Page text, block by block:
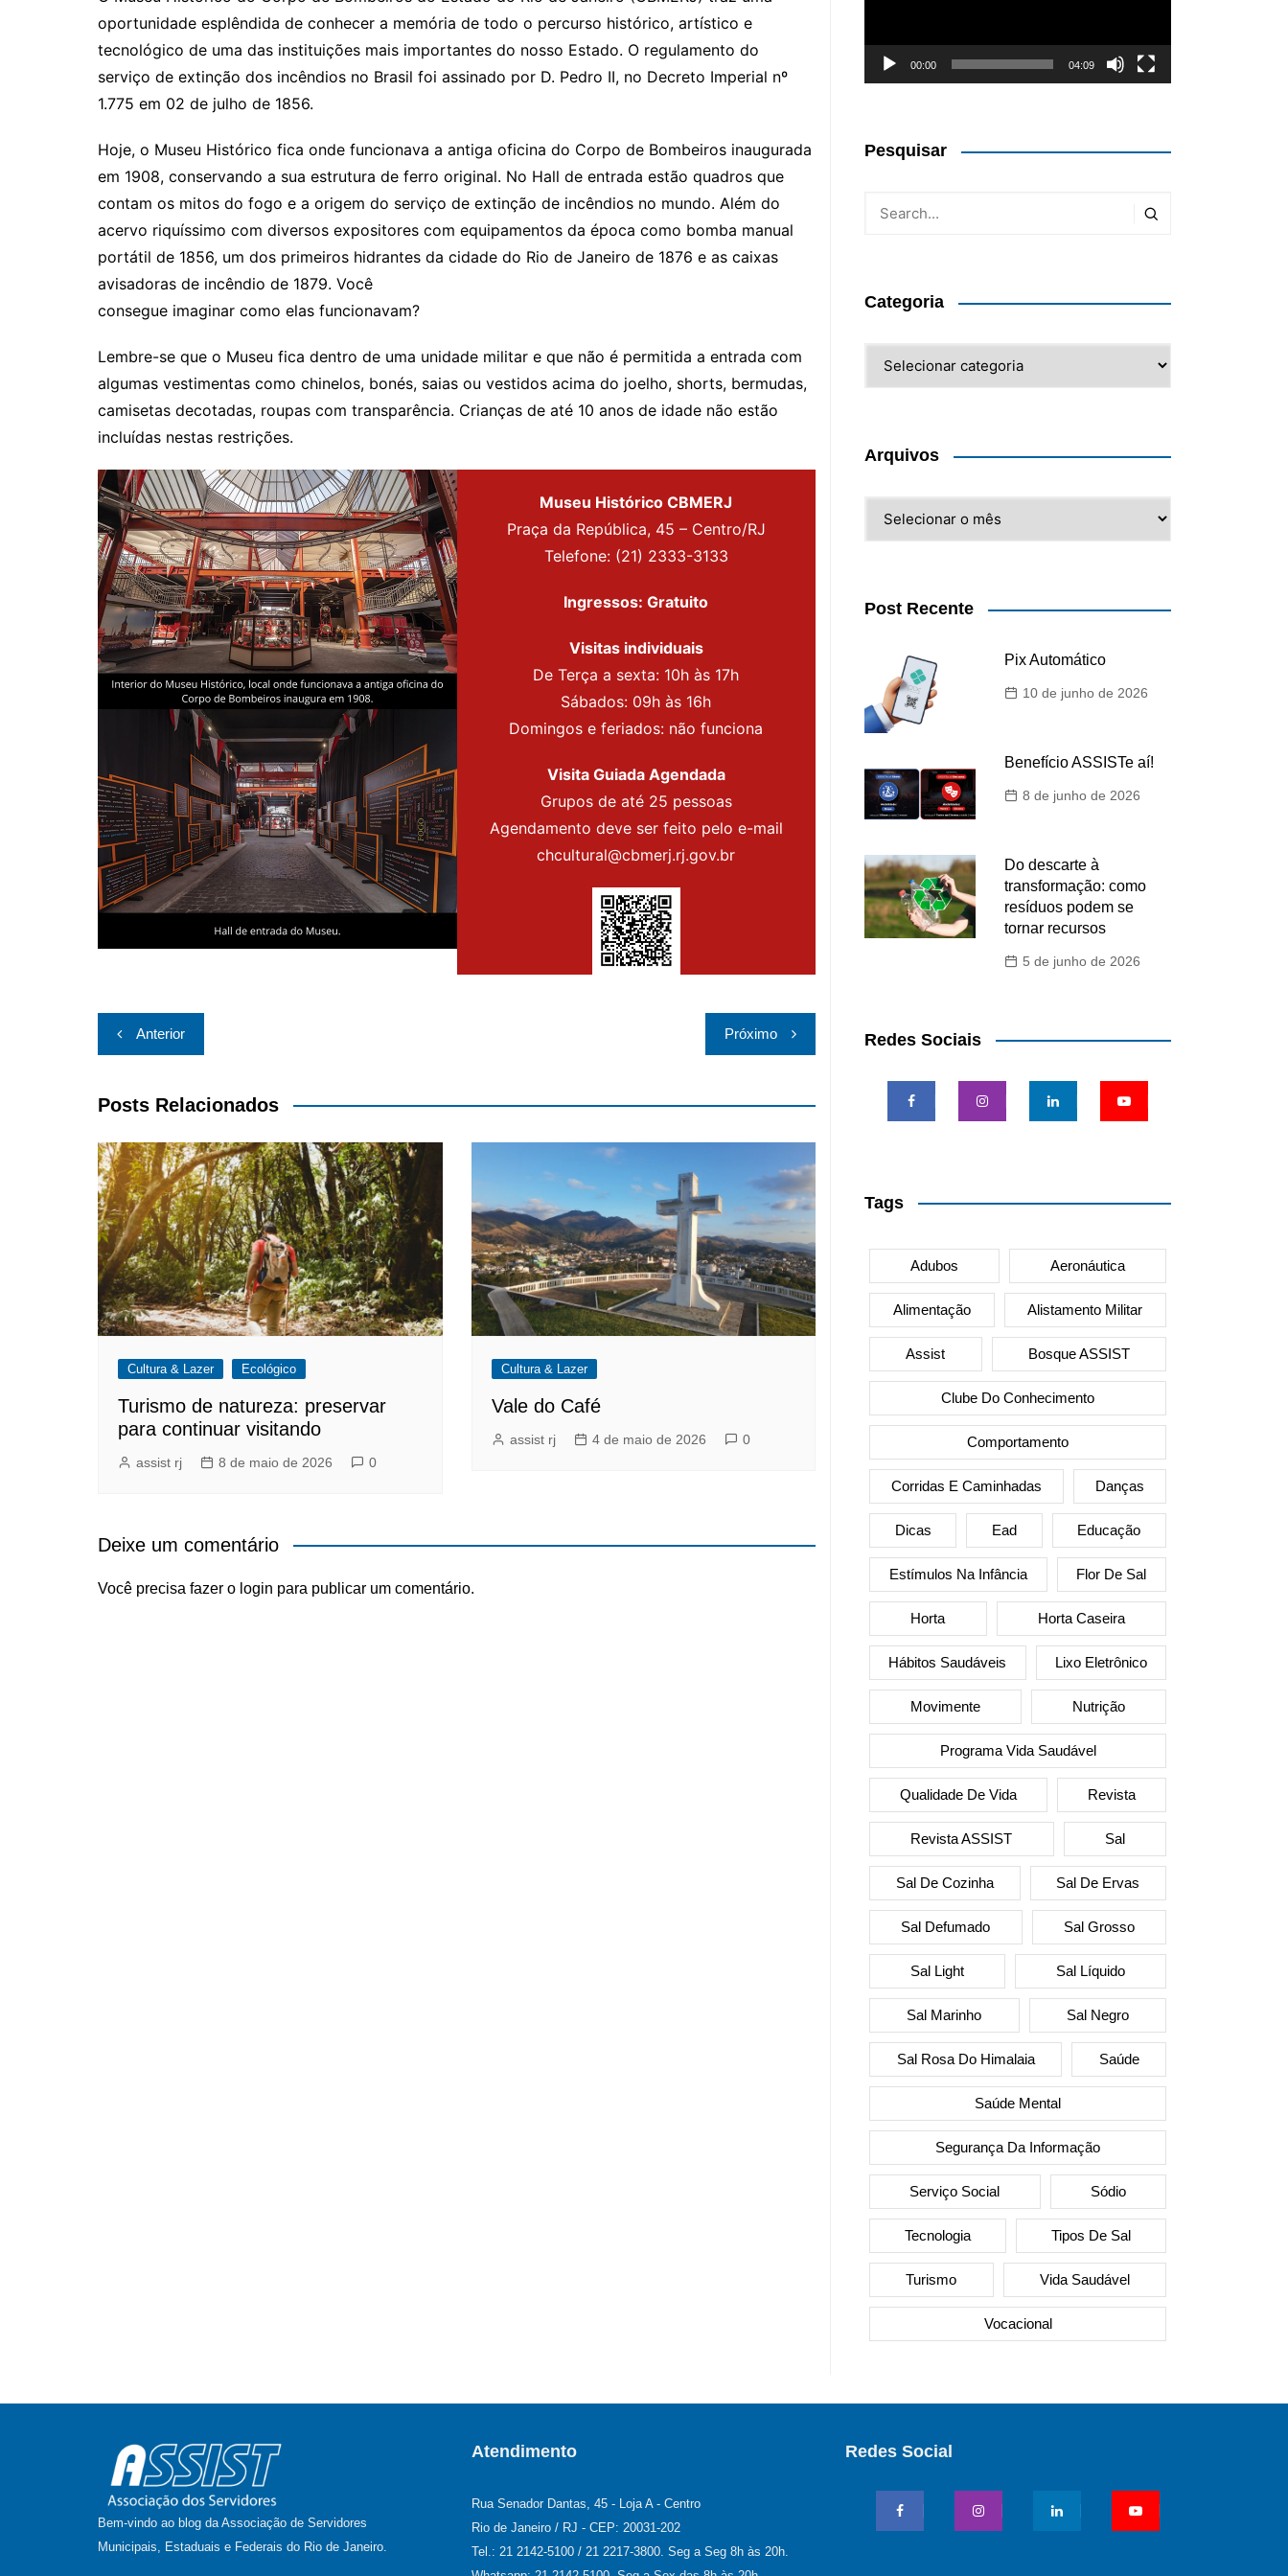
oportunidade esplêndida de conhecer a memória de todo o percurso histórico, artístico e
tecnológico de uma das instituições mais importantes do nosso Estado. O regulamento do
serviço de extinção dos incêndios no Brasil foi assinado por D. Pedro II, no Decreto Imperial nº
1.775 em 02 de julho de 1856.
Hoje, o Museu Histórico fica onde funcionava a antiga oficina do Corpo de Bombeiros inaugurada
em 1908, conservando a sua estrutura de ferro original. No Hall de entrada estão quadros que
contam os mitos do fogo e a origem do serviço de extinção de incêndios no mundo. Além do
acervo riquíssimo com diversos expositores com equipamentos da época como bomba manual
portátil de 1856, um dos primeiros hidrantes da cidade do Rio de Janeiro de 1876 e as caixas
avisadoras de incêndio de 1879. Você
consegue imaginar como elas funcionavam?
Lembre-se que o Museu fica dentro de uma unidade militar e que não é permitida a entrada com
algumas vestimentas como chinelos, bonés, saias ou vestidos acima do joelho, shorts, bermudas,
camisetas decotadas, roupas com transparência. Crianças de até 10 anos de idade não estão
incluídas nestas restrições.
Museu Histórico CBMERJ
Praça da República, 45 – Centro/RJ
Telefone: (21) 2333-3133
Ingressos: Gratuito
Visitas individuais
De Terça a sexta: 10h às 17h
Sábados: 09h às 16h
Domingos e feriados: não funciona
Visita Guiada Agendada
Grupos de até 25 pessoas
Agendamento deve ser feito pelo e-mail
chcultural@cbmerj.rj.gov.br
Navegação
de
Post
Anterior Próximo
Posts Relacionados
Cultura & Lazer Ecológico
Turismo de natureza: preservar
para continuar visitando
assist rj 8 de maio de 2026 0
Cultura & Lazer
Vale do Café
assist rj 4 de maio de 2026 0
Deixe um comentário
Você precisa fazer o login para publicar um comentário.
00:00 04:09
Pesquisar
Categoria
Arquivos
Post Recente
Pix Automático
10 de junho de 2026
Benefício ASSISTe aí!
8 de junho de 2026
Do descarte à
transformação: como
resíduos podem se
tornar recursos
5 de junho de 2026
Redes Sociais
Tags
Adubos Aeronáutica
Alimentação Alistamento Militar
Assist Bosque ASSIST
Clube Do Conhecimento
Comportamento
Corridas E Caminhadas Danças
Dicas Ead Educação
Estímulos Na Infância Flor De Sal
Horta Horta Caseira
Hábitos Saudáveis Lixo Eletrônico
Movimente Nutrição
Programa Vida Saudável
Qualidade De Vida Revista
Revista ASSIST Sal
Sal De Cozinha Sal De Ervas
Sal Defumado Sal Grosso
Sal Light Sal Líquido
Sal Marinho Sal Negro
Sal Rosa Do Himalaia Saúde
Saúde Mental
Segurança Da Informação
Serviço Social Sódio
Tecnologia Tipos De Sal
Turismo Vida Saudável
Vocacional
Bem-vindo ao blog da Associação de Servidores
Municipais, Estaduais e Federais do Rio de Janeiro.
Atendimento
Rua Senador Dantas, 45 - Loja A - Centro
Rio de Janeiro / RJ - CEP: 20031-202
Tel.: 21 2142-5100 / 21 2217-3800. Seg a Seg 8h às 20h.
Redes Social